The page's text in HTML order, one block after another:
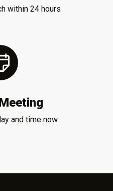
within 24 hours
and time now